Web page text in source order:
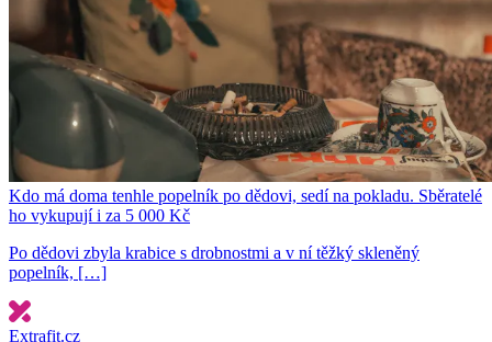
Kdo má doma tenhle popelník po dědovi, sedí na pokladu. Sběratelé
ho vykupují i za 5 000 Kč
Po dědovi zbyla krabice s drobnostmi a v ní těžký skleněný
popelník, […]
Extrafit.cz